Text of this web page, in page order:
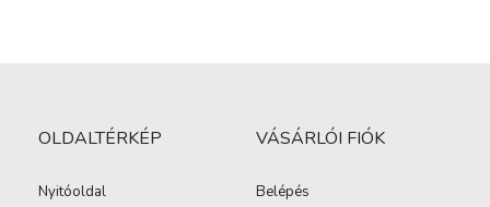
OLDALTÉRKÉP
Nyitóoldal
VÁSÁRLÓI FIÓK
Belépés